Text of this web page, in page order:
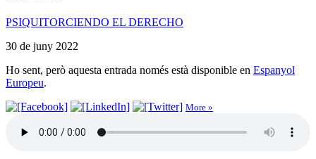
PSIQUITORCIENDO EL DERECHO
30 de juny 2022
Ho sent, però aquesta entrada només està disponible en Espanyol
Europeu.
More »